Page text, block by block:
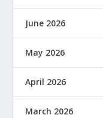
June 2026
May 2026
April 2026
March 2026